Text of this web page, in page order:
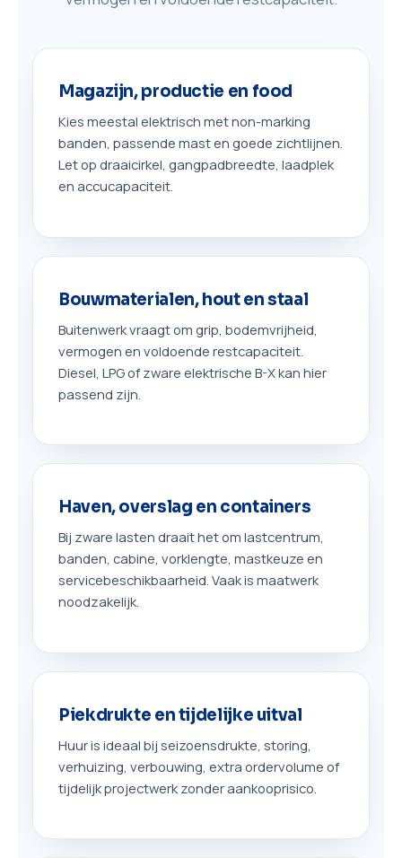
Magazijn, productie en food
Kies meestal elektrisch met non-marking
banden, passende mast en goede zichtlijnen.
Let op draaicirkel, gangpadbreedte, laadplek
en accucapaciteit.
Bouwmaterialen, hout en staal
Buitenwerk vraagt om grip, bodemvrijheid,
vermogen en voldoende restcapaciteit.
Diesel, LPG of zware elektrische B-X kan hier
passend zijn.
Haven, overslag en containers
Bij zware lasten draait het om lastcentrum,
banden, cabine, vorklengte, mastkeuze en
servicebeschikbaarheid. Vaak is maatwerk
noodzakelijk.
Piekdrukte en tijdelijke uitval
Huur is ideaal bij seizoensdrukte, storing,
verhuizing, verbouwing, extra ordervolume of
tijdelijk projectwerk zonder aankooprisico.